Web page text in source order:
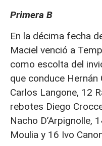
Primera B
En la décima fecha
Maciel venció a
como escolta del
que conduce
Carlos Langone, 12
rebotes Diego
Nacho D’Arpignolle,
Moulia y 16 Ivo